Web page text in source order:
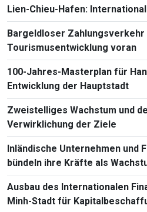
Lien-Chieu-Hafen:
Bargeldloser
Tourismusentwicklung voran
100-Jahres-Masterplan für
Entwicklung der Hauptstadt
Zweistelliges Wachstum und
Verwirklichung der Ziele
Inländische Unternehmen und
bündeln ihre Kräfte als
Ausbau des Internationalen
Minh-Stadt für